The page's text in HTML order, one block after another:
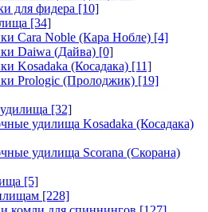
для фидера [10]
[34]
Cara Noble (Кара Нобле) [4]
Daiwa (Дайва) [0]
Kosadaka (Косадака) [11]
Prologic (Пролоджик) [19]
[32]
удилища Kosadaka (Косадака)
удилища Scorana (Скорана)
[5]
[228]